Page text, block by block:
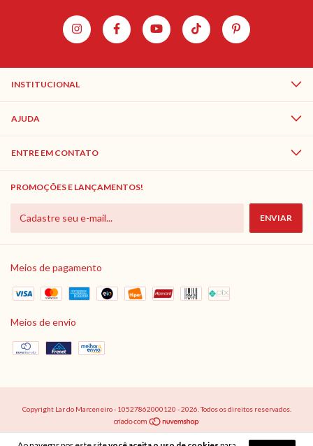
INSTITUCIONAL
AJUDA
ENTRE EM CONTATO
PROMOÇÕES E LANÇAMENTOS!
Meios de pagamento
Meios de envio
Copyright Lar do Marceneiro - 10527862000120 - 2026. Todos os direitos reservados.